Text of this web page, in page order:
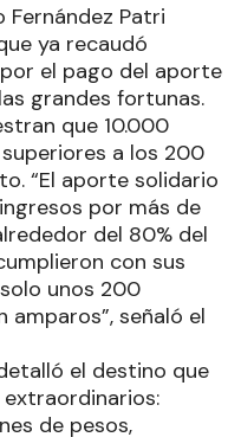
Fernández Patri
ya recaudó
el pago del aporte
grandes fortunas.
que 10.000
a los 200
“El aporte solidario
por más de
del 80% del
con sus
unos 200
señaló el
el destino que
de pesos,